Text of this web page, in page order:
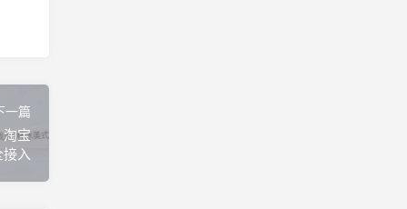
一篇
淘宝
接入